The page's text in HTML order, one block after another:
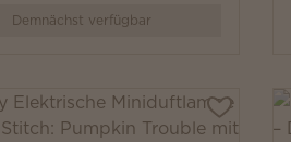
Demnächst verfügbar